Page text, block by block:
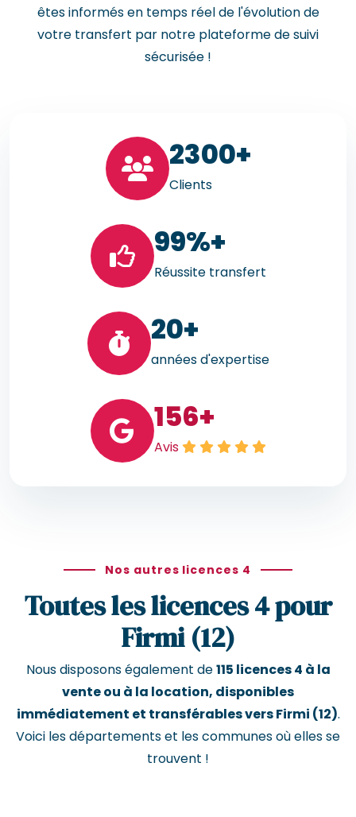
êtes informés en temps réel de l'évolution de
votre transfert par notre plateforme de suivi
sécurisée !
2300+
Clients
99%+
Réussite transfert
20+
années d'expertise
156+
Avis
Nos autres licences 4
Toutes les licences 4 pour
Firmi (12)
Nous disposons également de115 licences 4 à la
vente ou à la location, disponibles
immédiatement et transférables vers Firmi (12).
Voici les départements et les communes où elles se
trouvent !